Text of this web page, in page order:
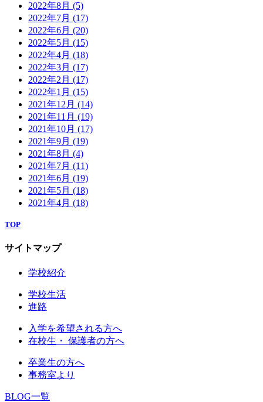
2022年8月 (5)
2022年7月 (17)
2022年6月 (20)
2022年5月 (15)
2022年4月 (18)
2022年3月 (17)
2022年2月 (17)
2022年1月 (15)
2021年12月 (14)
2021年11月 (19)
2021年10月 (17)
2021年9月 (19)
2021年8月 (4)
2021年7月 (11)
2021年6月 (19)
2021年5月 (18)
2021年4月 (18)
TOP
サイトマップ
学校紹介
学校生活
進路
入学を希望される方へ
在校生・ 保護者の方へ
卒業生の方へ
事務室より
BLOG一覧